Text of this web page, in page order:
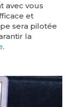
avec vous
et
sera pilotée
la
.